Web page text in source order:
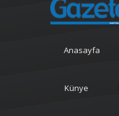
Anasayfa
Künye